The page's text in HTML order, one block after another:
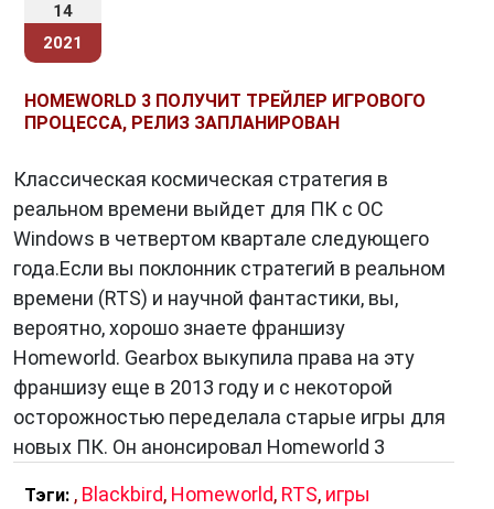
14
2021
HOMEWORLD 3 ПОЛУЧИТ ТРЕЙЛЕР ИГРОВОГО
ПРОЦЕССА, РЕЛИЗ ЗАПЛАНИРОВАН
Классическая космическая стратегия в
реальном времени выйдет для ПК с ОС
Windows в четвертом квартале следующего
года.Если вы поклонник стратегий в реальном
времени (RTS) и научной фантастики, вы,
вероятно, хорошо знаете франшизу
Homeworld. Gearbox выкупила права на эту
франшизу еще в 2013 году и с некоторой
осторожностью переделала старые игры для
новых ПК. Он анонсировал Homeworld 3
Тэги: , Blackbird, Homeworld, RTS, игры